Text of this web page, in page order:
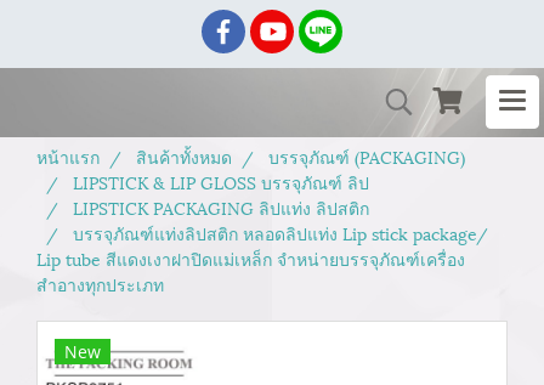
หน้าแรก สินค้าทั้งหมด
บรรจุภัณฑ์ (PACKAGING)
LIPSTICK & LIP GLOSS บรรจุภัณฑ์ ลิป
LIPSTICK PACKAGING ลิปแท่ง ลิปสติก
บรรจุภัณฑ์แท่งลิปสติก หลอดลิปแท่ง Lip stick package/
Lip tube สีแดงเงาฝาปิดแม่เหล็ก จำหน่ายบรรจุภัณฑ์เครื่อง
สำอางทุกประเภท
New